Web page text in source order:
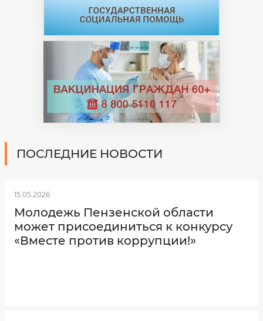
ПОСЛЕДНИЕ НОВОСТИ
15.05.2026
Молодежь Пензенской области
может присоединиться к конкурсу
«Вместе против коррупции!»